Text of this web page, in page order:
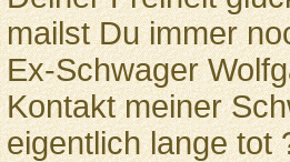
mailst Du immer
Ex-Schwager
Kontakt meiner
eigentlich lange tot